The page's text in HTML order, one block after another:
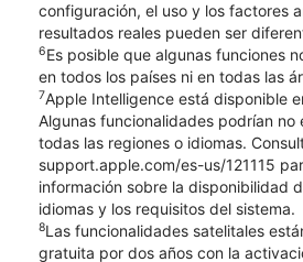
configuración, el uso y los factores
resultados reales pueden ser
6Es posible que algunas funciones
en todos los países ni en todas las
7Apple Intelligence está disponible
Algunas funcionalidades podrían no
todas las regiones o idiomas.
support.apple.com/es-us/121115
información sobre la disponibilidad
idiomas y los requisitos del sistema.
8Las funcionalidades satelitales
gratuita por dos años con la